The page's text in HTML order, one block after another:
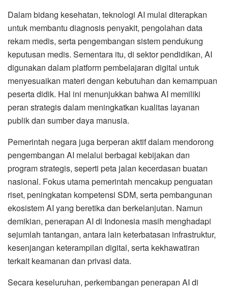
Dalam bidang kesehatan, teknologi AI mulai diterapkan
untuk membantu diagnosis penyakit, pengolahan data
rekam medis, serta pengembangan sistem pendukung
keputusan medis. Sementara itu, di sektor pendidikan, AI
digunakan dalam platform pembelajaran digital untuk
menyesuaikan materi dengan kebutuhan dan kemampuan
peserta didik. Hal ini menunjukkan bahwa AI memiliki
peran strategis dalam meningkatkan kualitas layanan
publik dan sumber daya manusia.
Pemerintah negara juga berperan aktif dalam mendorong
pengembangan AI melalui berbagai kebijakan dan
program strategis, seperti peta jalan kecerdasan buatan
nasional. Fokus utama pemerintah mencakup penguatan
riset, peningkatan kompetensi SDM, serta pembangunan
ekosistem AI yang beretika dan berkelanjutan. Namun
demikian, penerapan AI di Indonesia masih menghadapi
sejumlah tantangan, antara lain keterbatasan infrastruktur,
kesenjangan keterampilan digital, serta kekhawatiran
terkait keamanan dan privasi data.
Secara keseluruhan, perkembangan penerapan AI di